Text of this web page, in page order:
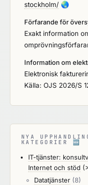
stockholm/ 🌏
Förfarande för
Exakt information
Information om
Elektronisk
Källa: OJS 2026/S
NYA
KATEGORIER 🆕
IT-tjänster:
Internet och stöd
Datatjänster (8)